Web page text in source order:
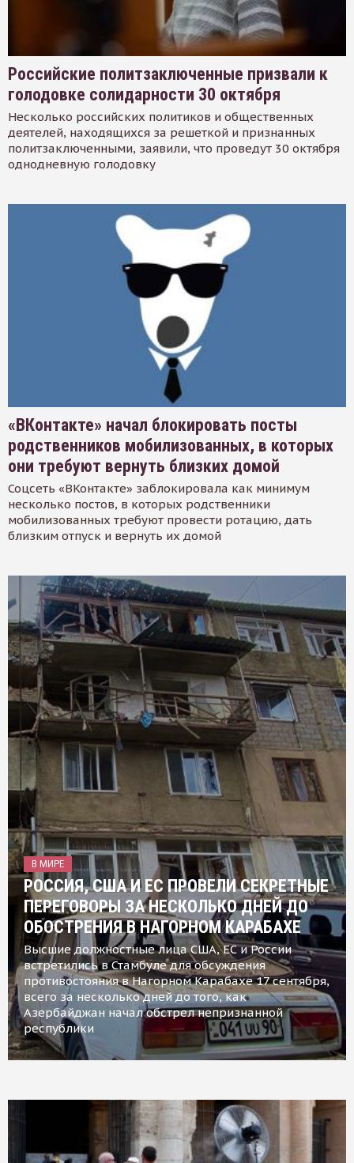
Российские политзаключенные призвали к
голодовке солидарности 30 октября
Несколько российских политиков и общественных
деятелей, находящихся за решеткой и признанных
политзаключенными, заявили, что проведут 30 октября
однодневную голодовку
«ВКонтакте» начал блокировать посты
родственников мобилизованных, в которых
они требуют вернуть близких домой
Соцсеть «ВКонтакте» заблокировала как минимум
несколько постов, в которых родственники
мобилизованных требуют провести ротацию, дать
близким отпуск и вернуть их домой
В МИРЕ
РОССИЯ, США И ЕС ПРОВЕЛИ СЕКРЕТНЫЕ
ПЕРЕГОВОРЫ ЗА НЕСКОЛЬКО ДНЕЙ ДО
ОБОСТРЕНИЯ В НАГОРНОМ КАРАБАХЕ
Высшие должностные лица США, ЕС и России
встретились в Стамбуле для обсуждения
противостояния в Нагорном Карабахе 17 сентября,
всего за несколько дней до того, как
Азербайджан начал обстрел непризнанной
республики